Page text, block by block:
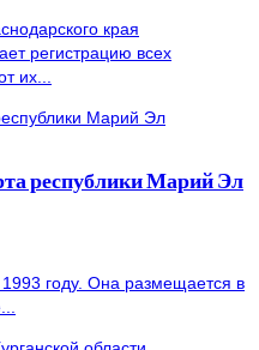
края
регистрацию всех
их...
республики Марий Эл
году. Она размещается в